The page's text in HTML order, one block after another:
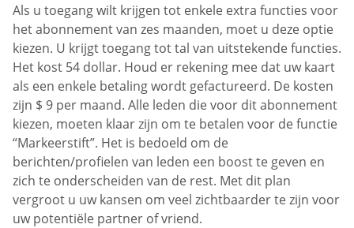
Als u toegang wilt krijgen tot enkele extra functies voor
het abonnement van zes maanden, moet u deze optie
kiezen. U krijgt toegang tot tal van uitstekende functies.
Het kost 54 dollar. Houd er rekening mee dat uw kaart
als een enkele betaling wordt gefactureerd. De kosten
zijn $ 9 per maand. Alle leden die voor dit abonnement
kiezen, moeten klaar zijn om te betalen voor de functie
“Markeerstift”. Het is bedoeld om de
berichten/profielen van leden een boost te geven en
zich te onderscheiden van de rest. Met dit plan
vergroot u uw kansen om veel zichtbaarder te zijn voor
uw potentiële partner of vriend.